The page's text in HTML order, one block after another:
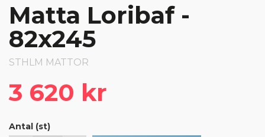
Matta Loribaf -
82x245
STHLM MATTOR
3 620 kr
Antal (st)